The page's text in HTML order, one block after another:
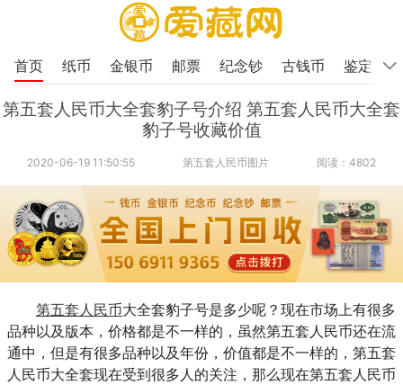
首页 纸币 金银币 邮票 纪念钞 古钱币 鉴定
第五套人民币大全套豹子号介绍 第五套人民币大全套
豹子号收藏价值
2020-06-19 11:50:55 第五套人民币图片 阅读：4802
第五套人民币大全套豹子号是多少呢？现在市场上有很多
品种以及版本，价格都是不一样的，虽然第五套人民币还在流
通中，但是有很多品种以及年份，价值都是不一样的，第五套
人民币大全套现在受到很多人的关注，那么现在第五套人民币